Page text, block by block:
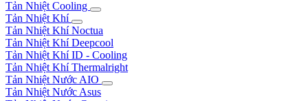
Tản Nhiệt Cooling
Tản Nhiệt Khí
Tản Nhiệt Khí Noctua
Tản Nhiệt Khí Deepcool
Tản Nhiệt Khí ID - Cooling
Tản Nhiệt Khí Thermalright
Tản Nhiệt Nước AIO
Tản Nhiệt Nước Asus